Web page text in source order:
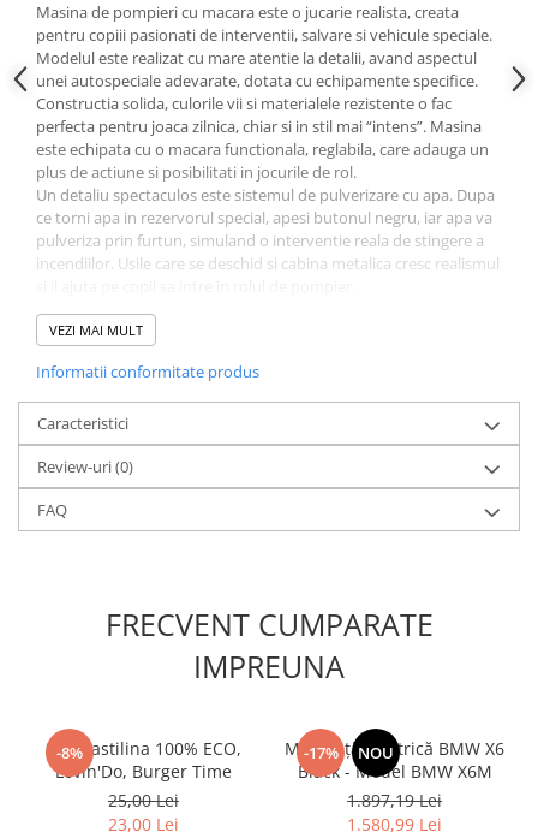
Masina de pompieri cu macara este o jucarie realista, creata
pentru copiii pasionati de interventii, salvare si vehicule speciale.
Modelul este realizat cu mare atentie la detalii, avand aspectul
unei autospeciale adevarate, dotata cu echipamente specifice.
Constructia solida, culorile vii si materialele rezistente o fac
perfecta pentru joaca zilnica, chiar si in stil mai “intens”. Masina
este echipata cu o macara functionala, reglabila, care adauga un
plus de actiune si posibilitati in jocurile de rol.
Un detaliu spectaculos este sistemul de pulverizare cu apa. Dupa
ce torni apa in rezervorul special, apesi butonul negru, iar apa va
pulveriza prin furtun, simuland o interventie reala de stingere a
incendiilor. Usile care se deschid si cabina metalica cresc realismul
In plus, efectele de lumini si sunete fac joaca mai captivanta si
ajuta la dezvoltarea imaginatiei si coordonarii. Este o alegere
salvare, stimuland creativitatea si invatarea prin joaca despre
siguranta si munca echipelor de interventie.
SPECIFICATII:
Tip produs: masina de pompieri cu macara si functie
pulverizare apa
Functii: macara, macara reglabila, pulverizare apa, lumini,
sunete, usi care se deschid
Sistem apa: rezervor + furtun pulverizare, activare prin buton
Efecte: lumini si sunete
Dimensiuni ambalaj: 27.5 x 14.5 x 9 cm
Alimentare: 3x AG13 (incluse)
CONTINUT PACHET:
Masina de pompieri cu macara si furtun cu pulverizare apa
Certificari: CE, EN71
Atentionare: Nerecomandat copiilor sub 3 ani
VEZI MAI MULT
Informatii conformitate produs
Caracteristici
Review-uri(0)
FAQ
FRECVENT CUMPARATE
IMPREUNA
-8%
Set plastilina 100% ECO,
Lovin'Do, Burger Time
25,00 Lei
23,00 Lei
-17% NOU
Mașinuță Electrică BMW X6
Black - Model BMW X6M
1.897,19 Lei
1.580,99 Lei